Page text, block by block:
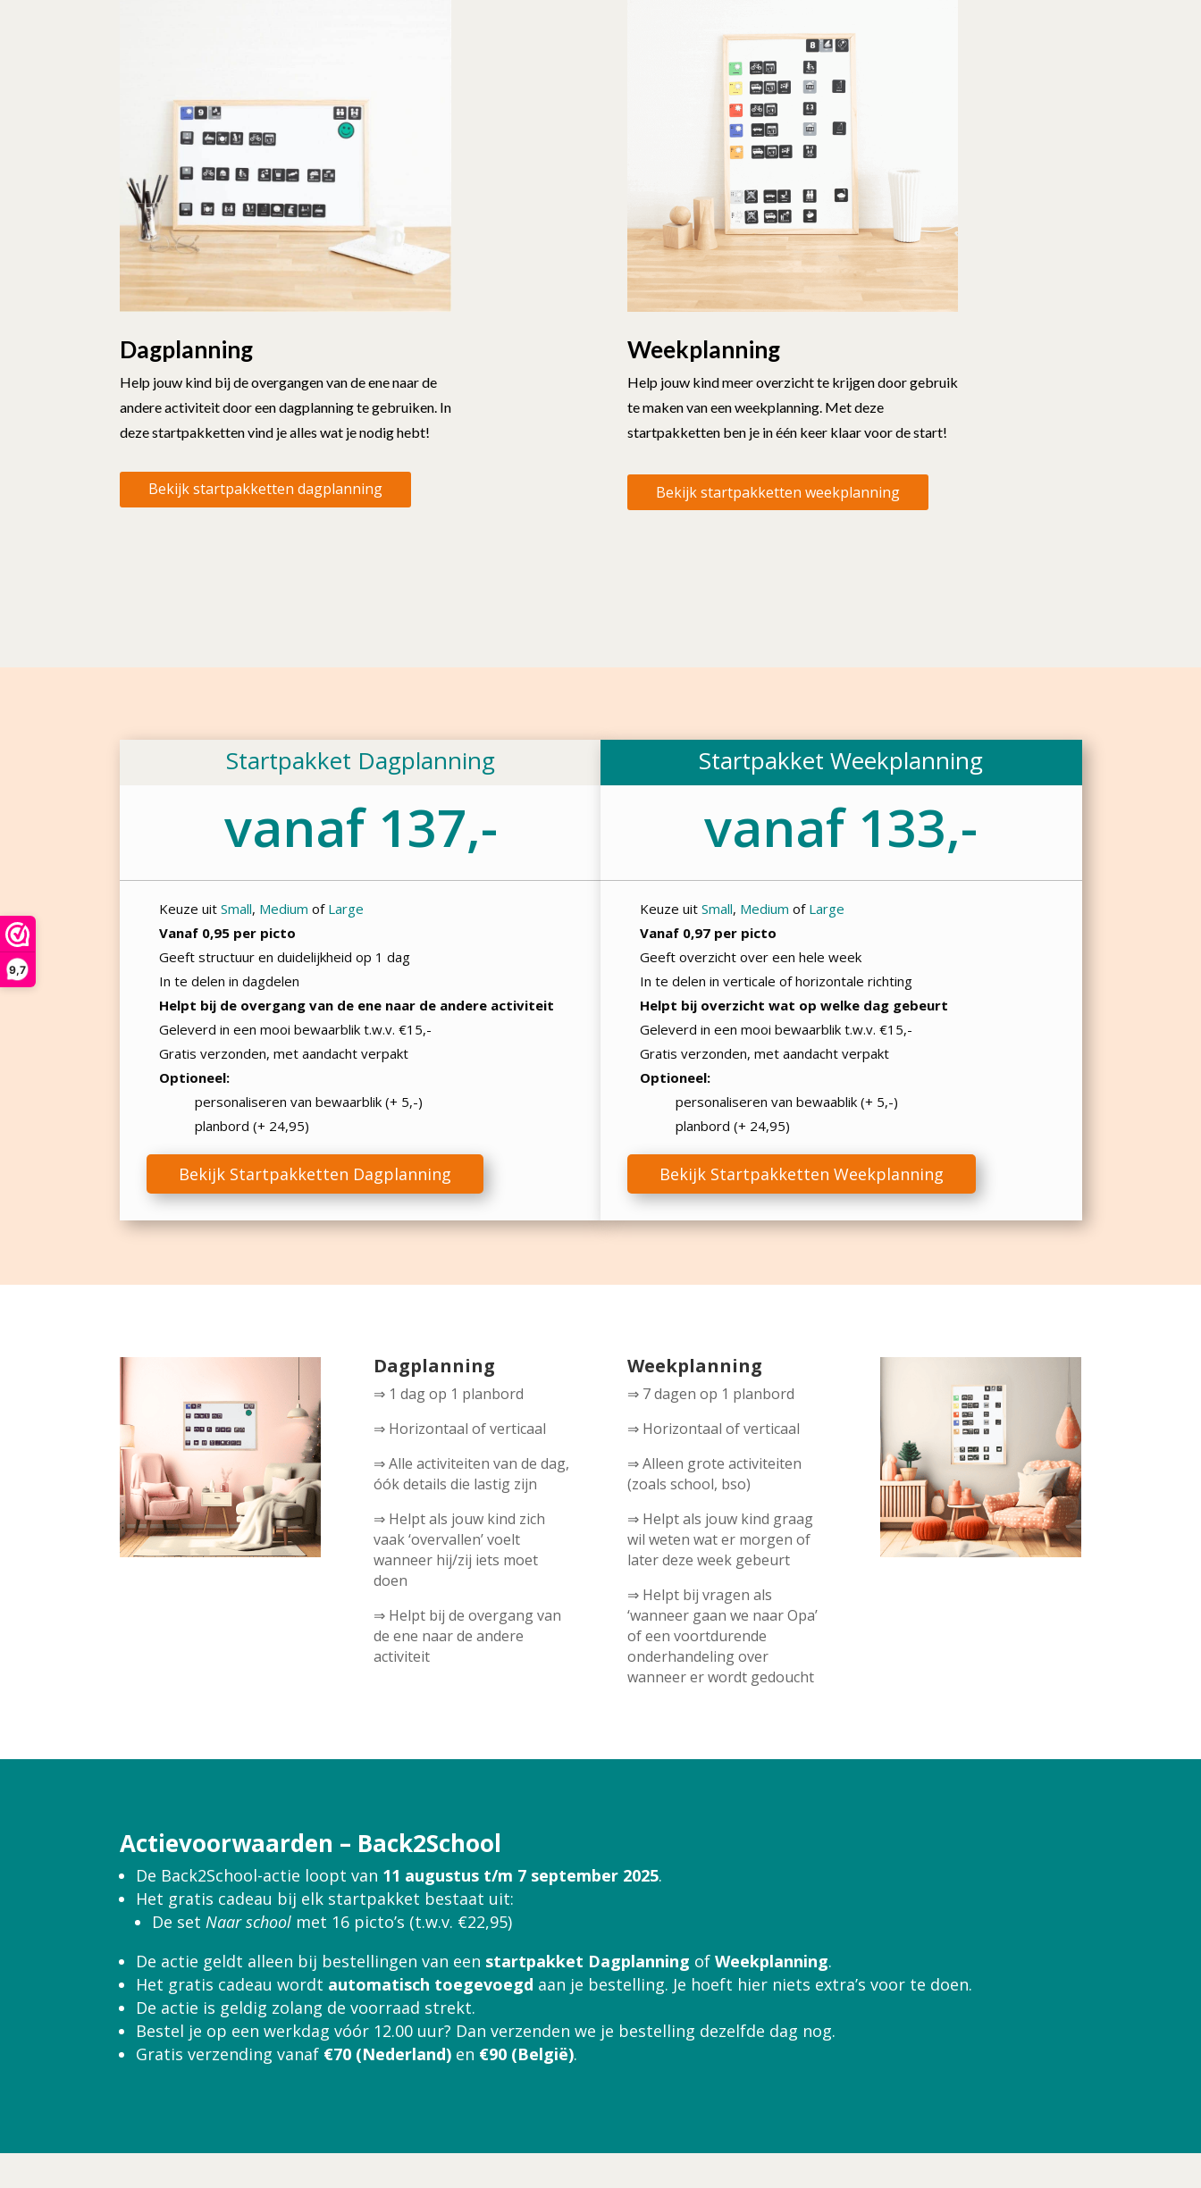
9,7
Dagplanning
Help jouw kind bij de overgangen van de ene naar de
andere activiteit door een dagplanning te gebruiken. In
deze startpakketten vind je alles wat je nodig hebt!
Bekijk startpakketten dagplanning
Weekplanning
Help jouw kind meer overzicht te krijgen door gebruik
te maken van een weekplanning. Met deze
startpakketten ben je in één keer klaar voor de start!
Bekijk startpakketten weekplanning
Startpakket Dagplanning
vanaf 137,-
Keuze uitSmall, Medium of Large
Vanaf 0,95 per picto
Geeft structuur en duidelijkheid op 1 dag
In te delen in dagdelen
Helpt bij de overgang van de ene naar de andere activiteit
Geleverd in een mooi bewaarblik t.w.v. €15,-
Gratis verzonden, met aandacht verpakt
Optioneel:
personaliseren van bewaarblik (+ 5,-)
planbord (+ 24,95)
Bekijk Startpakketten Dagplanning
Startpakket Weekplanning
vanaf 133,-
Keuze uit Small, Medium of Large
Vanaf 0,97 per picto
Geeft overzicht over een hele week
In te delen in verticale of horizontale richting
Helpt bij overzicht wat op welke dag gebeurt
Geleverd in een mooi bewaarblik t.w.v. €15,-
Gratis verzonden, met aandacht verpakt
Optioneel:
personaliseren van bewaablik (+ 5,-)
planbord (+ 24,95)
Bekijk Startpakketten Weekplanning
Dagplanning
⇒ 1 dag op 1 planbord
⇒ Horizontaal of verticaal
⇒ Alle activiteiten van de dag,
óók details die lastig zijn
⇒ Helpt als jouw kind zich
vaak ‘overvallen’ voelt
wanneer hij/zij iets moet
doen
⇒ Helpt bij de overgang van
de ene naar de andere
activiteit
Weekplanning
⇒ 7 dagen op 1 planbord
⇒ Horizontaal of verticaal
⇒ Alleen grote activiteiten
(zoals school, bso)
⇒ Helpt als jouw kind graag
wil weten wat er morgen of
later deze week gebeurt
⇒ Helpt bij vragen als
‘wanneer gaan we naar Opa’
of een voortdurende
onderhandeling over
wanneer er wordt gedoucht
Actievoorwaarden – Back2School
De Back2School-actie loopt van 11 augustus t/m 7 september 2025.
Het gratis cadeau bij elk startpakket bestaat uit:
De set Naar school met 16 picto’s (t.w.v. €22,95)
De actie geldt alleen bij bestellingen van een startpakket Dagplanning ofWeekplanning.
Het gratis cadeau wordt automatisch toegevoegd aan je bestelling. Je hoeft hier niets extra’s voor te doen.
De actie is geldig zolang de voorraad strekt.
Bestel je op een werkdag vóór 12.00 uur? Dan verzenden we je bestelling dezelfde dag nog.
Gratis verzending vanaf €70 (Nederland) en €90 (België).